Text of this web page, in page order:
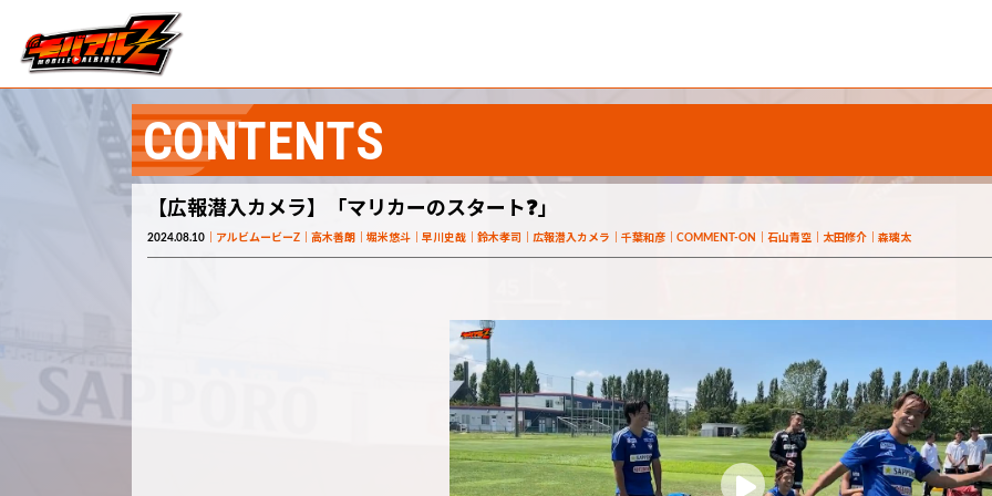
CONTENTS
【広報潜入カメラ】「マリカーのスタート❓」
2024.08.10 アルビムービーZ 高木善朗 堀米悠斗 早川史哉 鈴木孝司 広報潜入カメラ 千葉和彦 COMMENT-ON 石山青空 太田修介 森璃太